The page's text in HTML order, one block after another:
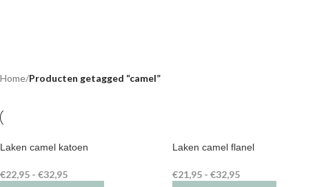
Home/Producten getagged “camel”
Laken camel katoen
€22,95 - €32,95
Laken camel flanel
€21,95 - €32,95